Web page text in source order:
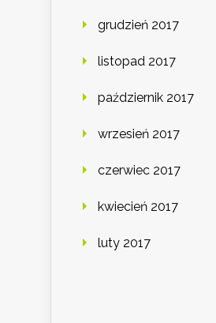
grudzień 2017
listopad 2017
październik 2017
wrzesień 2017
czerwiec 2017
kwiecień 2017
luty 2017